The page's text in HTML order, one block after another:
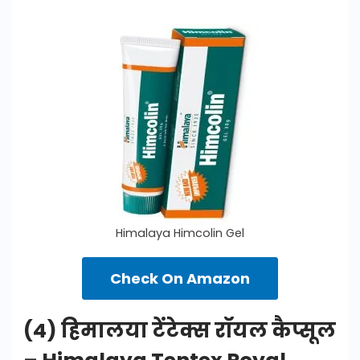
Himalaya Himcolin Gel
Check On Amazon
(4) हिमालया टेंटेक्स रॉयल कैप्सूल